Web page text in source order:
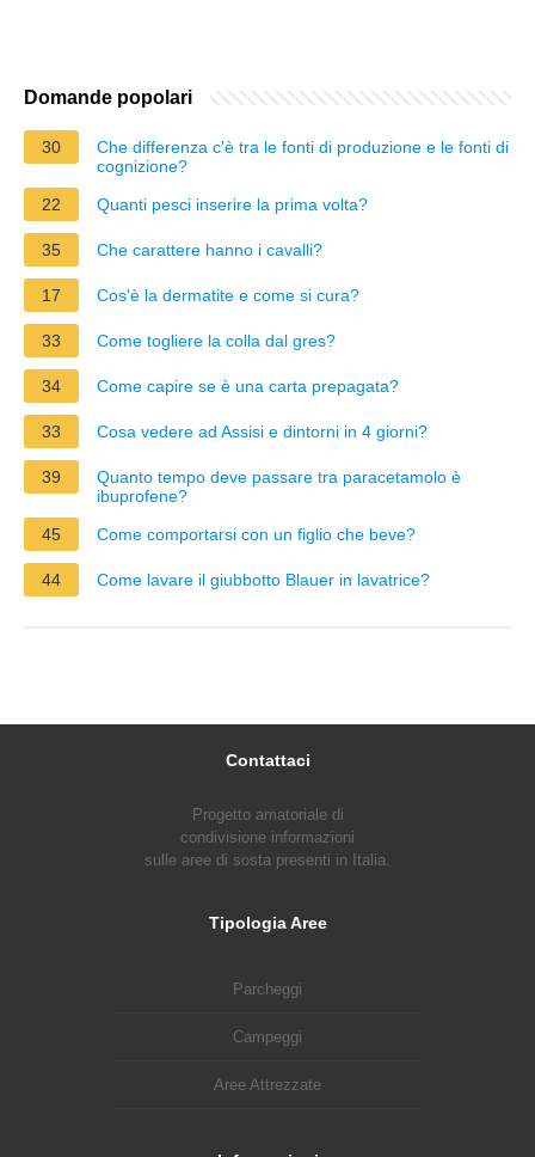
Domande popolari
30
Che differenza c'è tra le fonti di produzione e le fonti di
cognizione?
22
Quanti pesci inserire la prima volta?
35 Che carattere hanno i cavalli?
17 Cos'è la dermatite e come si cura?
33 Come togliere la colla dal gres?
34 Come capire se è una carta prepagata?
33 Cosa vedere ad Assisi e dintorni in 4 giorni?
39
Quanto tempo deve passare tra paracetamolo è
ibuprofene?
45
Come comportarsi con un figlio che beve?
44 Come lavare il giubbotto Blauer in lavatrice?
Contattaci
Progetto amatoriale di
condivisione informazioni
sulle aree di sosta presenti in Italia.
Tipologia Aree
Parcheggi
Campeggi
Aree Attrezzate